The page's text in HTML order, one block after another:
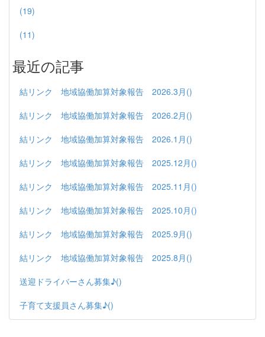
(19)
(11)
最近の記事
結リンク 地域協働加算対象報告 2026.3月()
結リンク 地域協働加算対象報告 2026.2月()
結リンク 地域協働加算対象報告 2026.1月()
結リンク 地域協働加算対象報告 2025.12月()
結リンク 地域協働加算対象報告 2025.11月()
結リンク 地域協働加算対象報告 2025.10月()
結リンク 地域協働加算対象報告 2025.9月()
結リンク 地域協働加算対象報告 2025.8月()
送迎ドライバーさん募集♪()
子育て支援員さん募集♪()